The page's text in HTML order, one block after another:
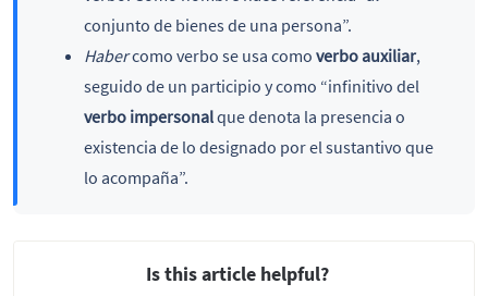
conjunto de bienes de una persona”.
Habercomo verbo se usa como verbo auxiliar,
seguido de un participio y como “infinitivo del
verbo impersonalque denota la presencia o
existencia de lo designado por el sustantivo que
lo acompaña”.
Is this article helpful?